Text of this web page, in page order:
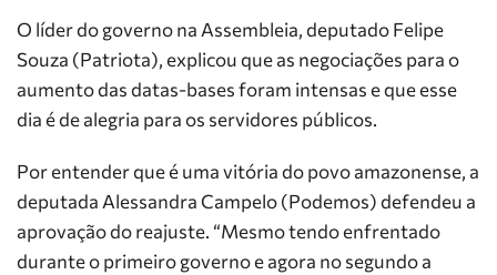
O líder do governo na Assembleia, deputado Felipe
Souza (Patriota), explicou que as negociações para o
aumento das datas-bases foram intensas e que esse
dia é de alegria para os servidores públicos.
Por entender que é uma vitória do povo amazonense, a
deputada Alessandra Campelo (Podemos) defendeu a
aprovação do reajuste. “Mesmo tendo enfrentado
durante o primeiro governo e agora no segundo a